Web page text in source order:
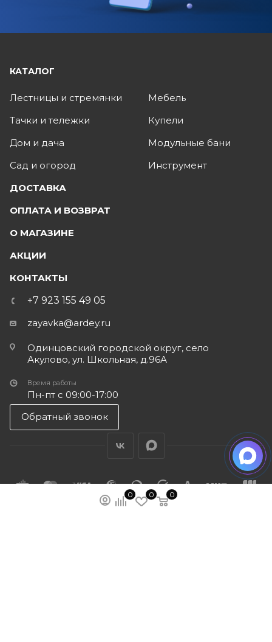
0 0 0
КАТАЛОГ
Лестницы и стремянки
Тачки и тележки
Дом и дача
Сад и огород
Мебель
Купели
Модульные бани
Инструмент
ДОСТАВКА
ОПЛАТА И ВОЗВРАТ
О МАГАЗИНЕ
АКЦИИ
КОНТАКТЫ
+7 923 155 49 05
zayavka@ardey.ru
Одинцовский городской округ, село
Акулово, ул. Школьная, д.96А
Время работы
Пн-пт с 09:00-17:00
Обратный звонок